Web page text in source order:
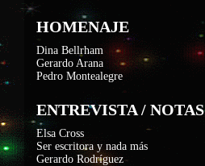
HOMENAJE
Dina Bellrham
Gerardo Arana
Pedro Montealegre
ENTREVISTA / NOTAS
Elsa Cross
Ser escritora y nada más
Gerardo Rodríguez